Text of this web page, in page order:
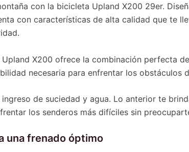
con la bicicleta Upland X200 29er.
con características de alta calidad que te
X200 ofrece la combinación perfecta
necesaria para enfrentar los obstáculos
de suciedad y agua. Lo anterior te
los senderos más difíciles sin
una frenado óptimo